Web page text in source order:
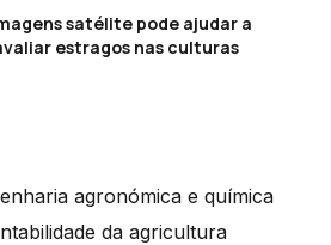
satélite pode ajudar a
estragos nas culturas
agronómica e química
da agricultura